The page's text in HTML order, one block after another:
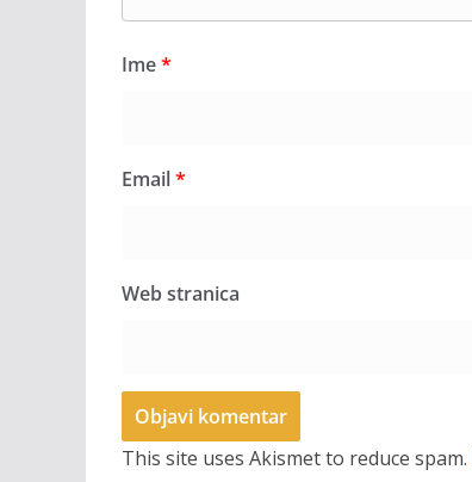
Ime*
Email*
Web stranica
This site uses Akismet to reduce spam.